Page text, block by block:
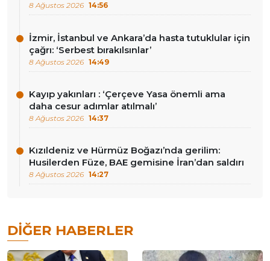
8 Ağustos 2026 14:56
İzmir, İstanbul ve Ankara’da hasta tutuklular için
çağrı: ‘Serbest bırakılsınlar’
8 Ağustos 2026 14:49
Kayıp yakınları : ‘Çerçeve Yasa önemli ama
daha cesur adımlar atılmalı’
8 Ağustos 2026 14:37
Kızıldeniz ve Hürmüz Boğazı’nda gerilim:
Husilerden Füze, BAE gemisine İran’dan saldırı
8 Ağustos 2026 14:27
DIĞER HABERLER